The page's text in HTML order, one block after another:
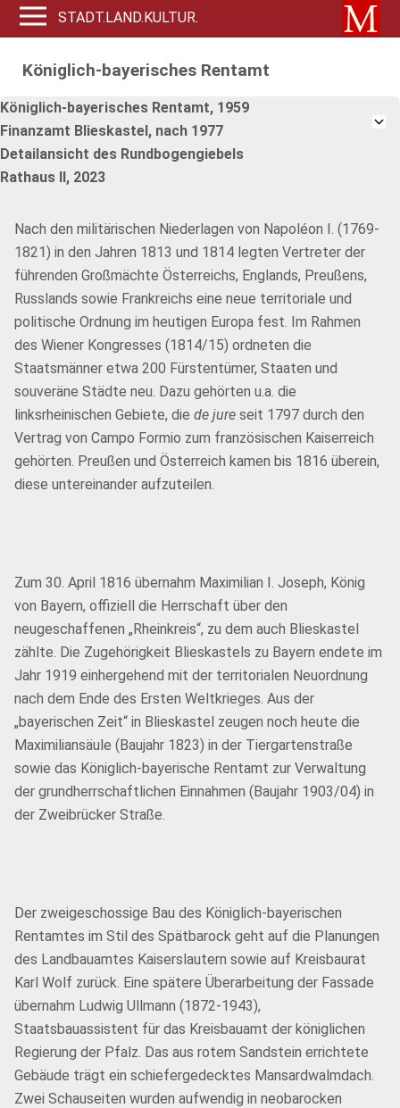
STADT.LAND.KULTUR.
Königlich-bayerisches Rentamt
Königlich-bayerisches Rentamt, 1959
Finanzamt Blieskastel, nach 1977
Detailansicht des Rundbogengiebels
Rathaus II, 2023
Nach den militärischen Niederlagen von Napoléon I. (1769-
1821) in den Jahren 1813 und 1814 legten Vertreter der
führenden Großmächte Österreichs, Englands, Preußens,
Russlands sowie Frankreichs eine neue territoriale und
politische Ordnung im heutigen Europa fest. Im Rahmen
des Wiener Kongresses (1814/15) ordneten die
Staatsmänner etwa 200 Fürstentümer, Staaten und
souveräne Städte neu. Dazu gehörten u.a. die
linksrheinischen Gebiete, die de jure seit 1797 durch den
Vertrag von Campo Formio zum französischen Kaiserreich
gehörten. Preußen und Österreich kamen bis 1816 überein,
diese untereinander aufzuteilen.
Zum 30. April 1816 übernahm Maximilian I. Joseph, König
von Bayern, offiziell die Herrschaft über den
neugeschaffenen „Rheinkreis“, zu dem auch Blieskastel
zählte. Die Zugehörigkeit Blieskastels zu Bayern endete im
Jahr 1919 einhergehend mit der territorialen Neuordnung
nach dem Ende des Ersten Weltkrieges. Aus der
„bayerischen Zeit“ in Blieskastel zeugen noch heute die
Maximiliansäule (Baujahr 1823) in der Tiergartenstraße
sowie das Königlich-bayerische Rentamt zur Verwaltung
der grundherrschaftlichen Einnahmen (Baujahr 1903/04) in
der Zweibrücker Straße.
Der zweigeschossige Bau des Königlich-bayerischen
Rentamtes im Stil des Spätbarock geht auf die Planungen
des Landbauamtes Kaiserslautern sowie auf Kreisbaurat
Karl Wolf zurück. Eine spätere Überarbeitung der Fassade
übernahm Ludwig Ullmann (1872-1943),
Staatsbauassistent für das Kreisbauamt der königlichen
Regierung der Pfalz. Das aus rotem Sandstein errichtete
Gebäude trägt ein schiefergedecktes Mansardwalmdach.
Zwei Schauseiten wurden aufwendig in neobarocken